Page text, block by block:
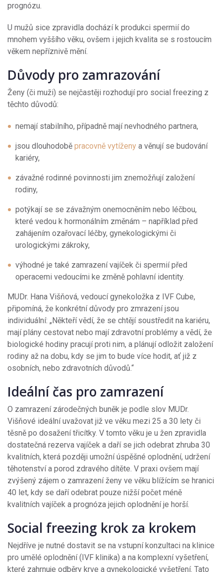
prognózu.
U mužů sice zpravidla dochází k produkci spermií do
mnohem vyššího věku, ovšem i jejich kvalita se s rostoucím
věkem nepříznivě mění.
Důvody pro zamrazování
Ženy (či muži) se nejčastěji rozhodují pro social freezing z
těchto důvodů:
nemají stabilního, případně mají nevhodného partnera,
jsou dlouhodobě pracovně vytíženy a věnují se budování
kariéry,
závažné rodinné povinnosti jim znemožňují založení
rodiny,
potýkají se se závažným onemocněním nebo léčbou,
které vedou k hormonálním změnám – například před
zahájením ozařovací léčby, gynekologickými či
urologickými zákroky,
výhodné je také zamrazení vajíček či spermií před
operacemi vedoucími ke změně pohlavní identity.
MUDr. Hana Višňová, vedoucí gynekoložka z IVF Cube,
připomíná, že konkrétní důvody pro zmrazení jsou
individuální: „Někteří vědí, že se chtějí soustředit na kariéru,
mají plány cestovat nebo mají zdravotní problémy a vědí, že
biologické hodiny pracují proti nim, a plánují odložit založení
rodiny až na dobu, kdy se jim to bude více hodit, ať již z
osobních, nebo zdravotních důvodů.“
Ideální čas pro zamrazení
O zamrazení zárodečných buněk je podle slov MUDr.
Višňové ideální uvažovat již ve věku mezi 25 a 30 lety či
těsně po dosažení třicítky. V tomto věku je u žen zpravidla
dostatečná rezerva vajíček a daří se jich odebrat zhruba 30
kvalitních, která později umožní úspěšné oplodnění, udržení
těhotenství a porod zdravého dítěte. V praxi ovšem mají
zvýšený zájem o zamrazení ženy ve věku blížícím se hranici
40 let, kdy se daří odebrat pouze nižší počet méně
kvalitních vajíček a prognóza jejich oplodnění je horší.
Social freezing krok za krokem
Nejdříve je nutné dostavit se na vstupní konzultaci na klinice
pro umělé oplodnění (IVF klinika) a na komplexní vyšetření,
které zahrnuje odběry krve a gynekologické vyšetření. Tato